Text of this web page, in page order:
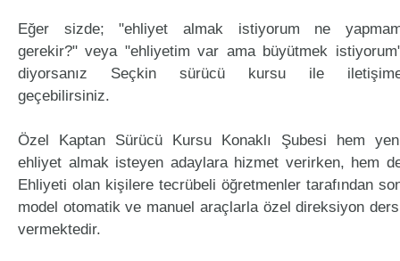
Eğer sizde; "ehliyet almak istiyorum ne
gerekir?" veya "ehliyetim var ama büyütmek
diyorsanız Seçkin sürücü kursu ile
geçebilirsiniz.
Özel Kaptan Sürücü Kursu Konaklı Şubesi hem
ehliyet almak isteyen adaylara hizmet verirken, hem
Ehliyeti olan kişilere tecrübeli öğretmenler tarafından
model otomatik ve manuel araçlarla özel direksiyon
vermektedir.